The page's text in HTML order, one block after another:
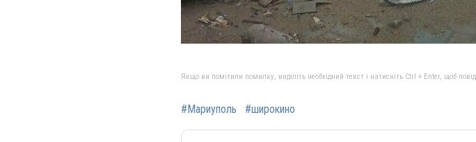
Якщо ви помітили помилку, виділіть необхідний текст і натисніть Ctrl + Enter, щоб
#Мариуполь #широкино